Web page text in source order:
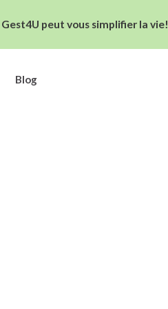
peut vous simplifier la vie!
Blog